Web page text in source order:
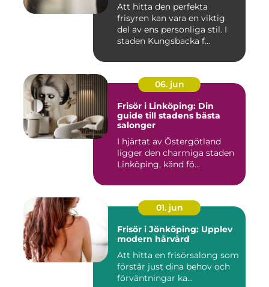
Att hitta den perfekta
frisyren kan vara en viktig
del av ens personliga stil. I
staden Kungsbacka f...
06. jun
Frisör i Linköping: Din
guide till stadens bästa
salonger
I hjärtat av Östergötland
ligger den charmiga staden
Linköping, känd fö...
01. jun
Frisör i Jönköping: Upplev
modern hårvård
Att hitta en frisörsalong som
förstår just dina behov och
förväntningar ka...